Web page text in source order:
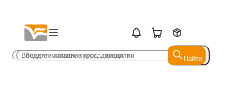
Найти
Найти